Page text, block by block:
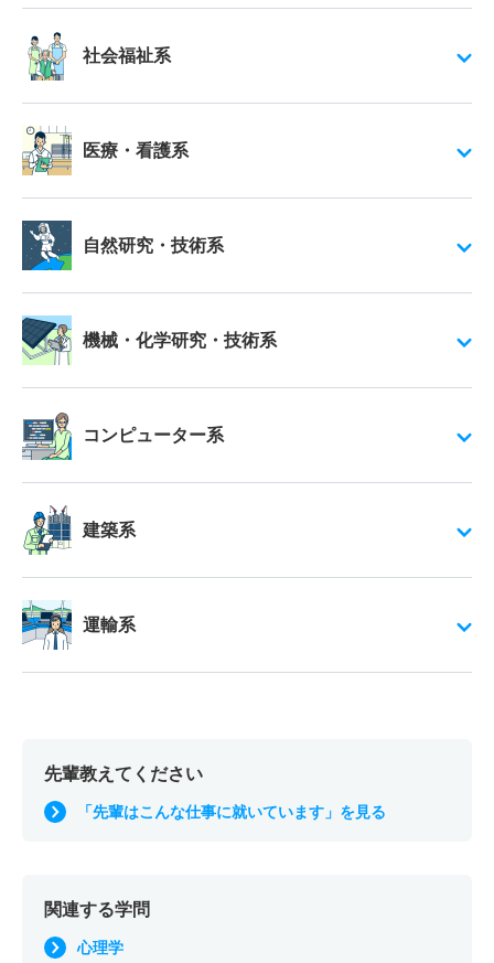
社会福祉系
医療・看護系
自然研究・技術系
機械・化学研究・技術系
コンピューター系
建築系
運輸系
先輩教えてください
「先輩はこんな仕事に就いています」を見る
関連する学問
心理学